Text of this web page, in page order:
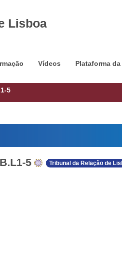
Lisboa
Vídeos Plataforma
5
5 Tribunal da Relação de